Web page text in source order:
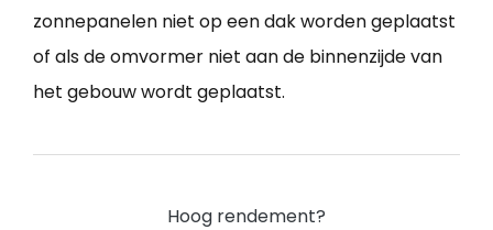
zonnepanelen niet op een dak worden geplaatst
of als de omvormer niet aan de binnenzijde van
het gebouw wordt geplaatst.
Hoog rendement?